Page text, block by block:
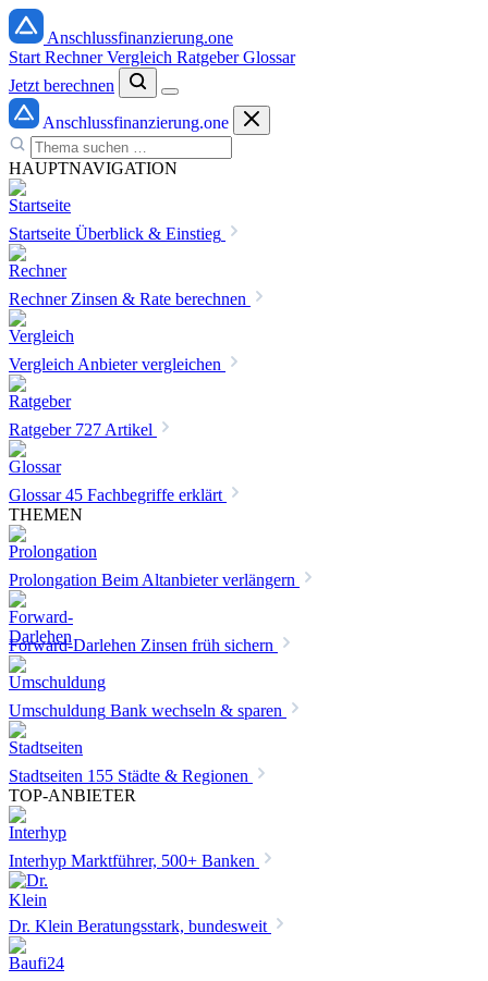
Anschlussfinanzierung.one
Start RechnerVergleich RatgeberGlossar
Jetzt berechnen
Anschlussfinanzierung.one
HAUPTNAVIGATION
Startseite Überblick & Einstieg
Rechner Zinsen & Rate berechnen
Vergleich Anbieter vergleichen
Ratgeber 727 Artikel
Glossar 45 Fachbegriffe erklärt
THEMEN
Prolongation Beim Altanbieter verlängern
Forward-Darlehen Zinsen früh sichern
Umschuldung Bank wechseln & sparen
Stadtseiten 155 Städte & Regionen
TOP-ANBIETER
Interhyp Marktführer, 500+ Banken
Dr. Klein Beratungsstark, bundesweit